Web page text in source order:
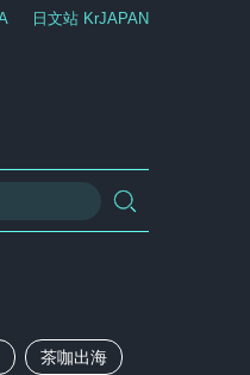
日文站 KrJAPAN
茶咖出海